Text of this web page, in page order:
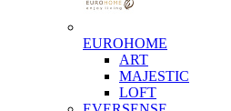
EUROHOME
ART
MAJESTIC
LOFT